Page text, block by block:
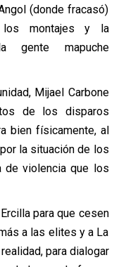
(donde fracasó)
los montajes y la
gente mapuche
Mijael Carbone
de los disparos
bien físicamente, al
la situación de los
de violencia que los
para que cesen
a las elites y a La
para dialogar